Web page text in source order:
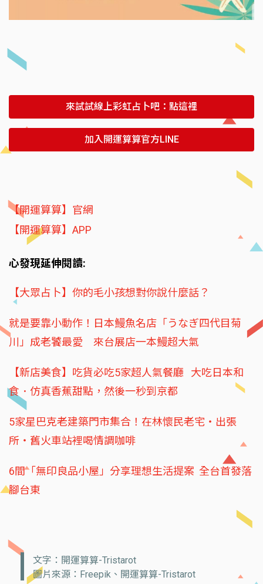
來試試線上彩虹占卜吧：點這裡
加入開運算算官方LINE
【開運算算】官網
【開運算算】APP
心發現延伸閱讀:
【大眾占卜】你的毛小孩想對你說什麼話？
就是要靠小動作！日本鰻魚名店「うなぎ四代目菊
川」成老饕最愛 來台展店一本鰻超大氣
【新店美食】吃貨必吃5家超人氣餐廳 大吃日本和
食．仿真香蕉甜點，然後一秒到京都
5家星巴克老建築門市集合！在林懷民老宅‧出張
所‧舊火車站裡喝情調咖啡
6間「無印良品小屋」分享理想生活提案 全台首發落
腳台東
文字：開運算算-Tristarot
圖片來源：Freepik、開運算算-Tristarot